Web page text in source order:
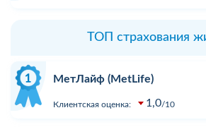
ТОП страхования
МетЛайф (MetLife)
Клиентская оценка: 1,0 10